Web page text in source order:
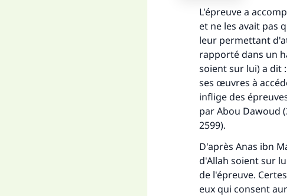
L'épreuve a
et ne les avait pas
leur permettant
rapporté dans un
soient sur lui) a dit
ses œuvres à
inflige des
par Abou Dawoud
2599).
D'après Anas ibn
d'Allah soient sur
de l'épreuve.
eux qui consent